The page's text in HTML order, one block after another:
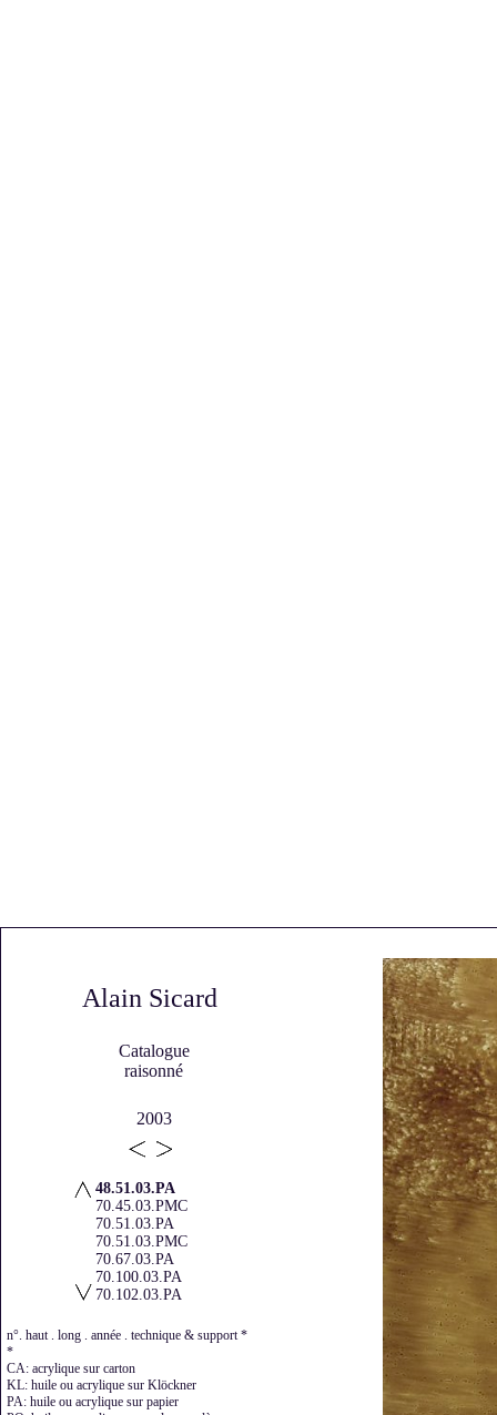
Alain Sicard
Catalogue
raisonné
2003
48.51.03.PA
70.45.03.PMC
70.51.03.PA
70.51.03.PMC
70.67.03.PA
70.100.03.PA
70.102.03.PA
92.65.03.PMC
100.70.03.PA
100.70.03.PMC
102.70.03.PA
120.80.03.VA
n°. haut . long . année . technique & support *
*
CA: acrylique sur carton
KL: huile ou acrylique sur Klöckner
PA: huile ou acrylique sur papier